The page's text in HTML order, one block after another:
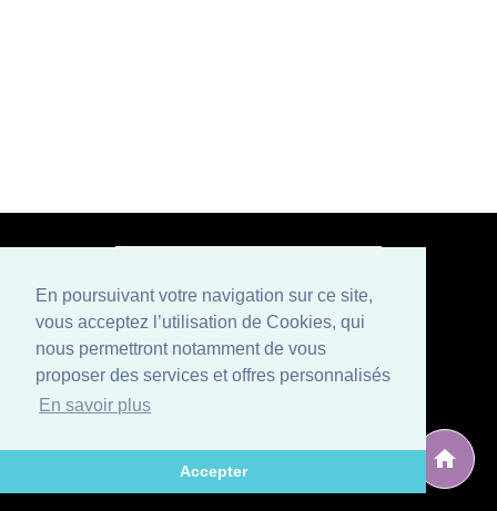
En poursuivant votre navigation sur ce site,
vous acceptez l’utilisation de Cookies, qui
nous permettront notamment de vous
proposer des services et offres personnalisés
En savoir plus
Accepter
Paiement sécurisé
Mentions légales
Conditions générales de vente
Politique de confidentialité et CGU
, éditeur situé en Avignon (Vaucluse), spécialisé
dans le développement de logiciels et sites internet.